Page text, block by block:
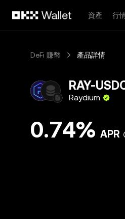
資產
行
DeFi 賺幣 產品詳情
RAY-
Raydium
0.74% APR